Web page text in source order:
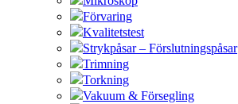
Förvaring
Kvalitetstest
Strykpåsar – Förslutningspåsar
Trimning
Torkning
Vakuum & Försegling